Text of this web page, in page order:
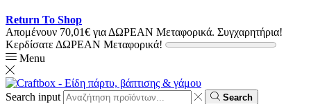
Return To Shop
Απομένουν 70,01€ για ΔΩΡΕΑΝ Μεταφορικά. Συγχαρητήρια!
Κερδίσατε ΔΩΡΕΑΝ Μεταφορικά!
Menu
Search input Search